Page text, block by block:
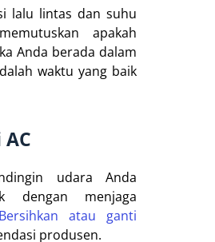
lalu lintas dan suhu
apakah
Anda berada dalam
waktu yang baik
udara Anda
dengan menjaga
Bersihkan atau ganti
produsen.